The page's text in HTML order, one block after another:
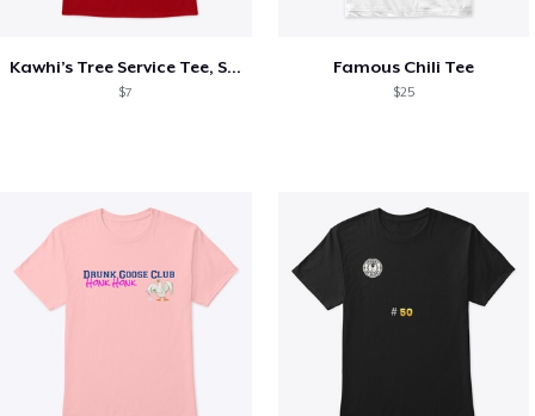
Kawhi’s Tree Service Tee, Shirts, Mug
$7
Famous Chili Tee
$25